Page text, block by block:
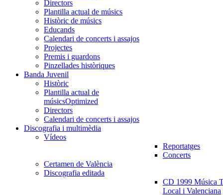
Directors
Plantilla actual de músics
Històric de músics
Educands
Calendari de concerts i assajos
Projectes
Premis i guardons
Pinzellades històriques
Banda Juvenil
Històric
Plantilla actual de
músicsOptimized
Directors
Calendari de concerts i assajos
Discografia i multimèdia
Vídeos
Reportatges
Concerts
Certamen de València
Discografia editada
CD 1999 Música
Local i Valenciana